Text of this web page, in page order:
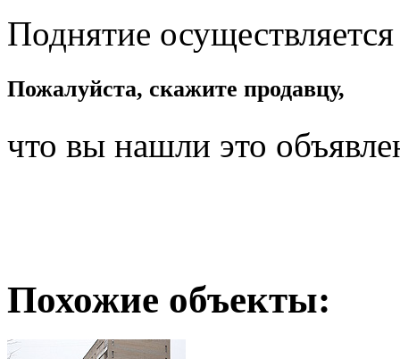
Поднятие
Пожалуйста, скажите продавцу,
что вы нашли это
Похожие объекты: